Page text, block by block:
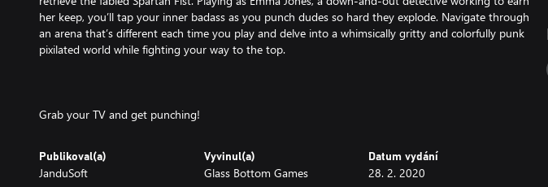
her keep, you’ll tap your inner badass as you punch dudes so hard they explode. Navigate through
an arena that’s different each time you play and delve into a whimsically gritty and colorfully punk
pixilated world while fighting your way to the top.
Grab your TV and get punching!
Publikoval(a)
JanduSoft
Vyvinul(a)
Glass Bottom Games
Datum vydání
28. 2. 2020